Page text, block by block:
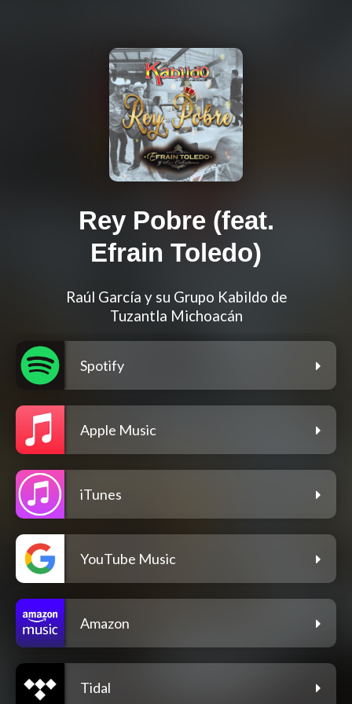
Rey Pobre (feat.
Efrain Toledo)
Raúl García y su Grupo Kabildo de
Tuzantla Michoacán
Spotify
Apple Music
iTunes
YouTube Music
Amazon
Tidal